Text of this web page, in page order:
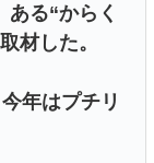
る“からく
材した。
年はプチリ